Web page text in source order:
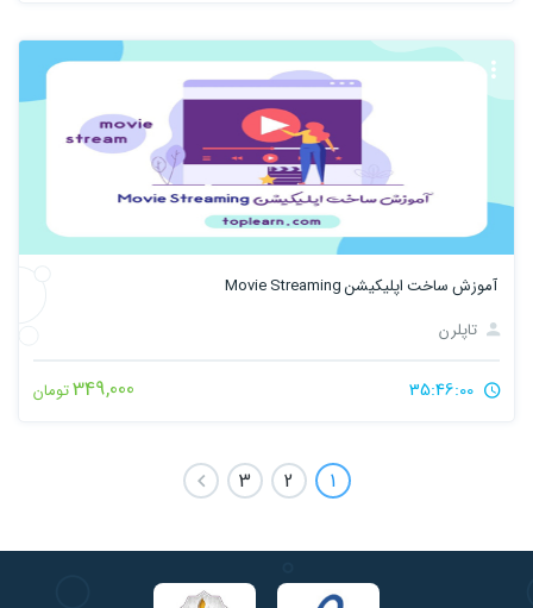
آموزش ساخت اپلیکیشن Movie Streaming
تاپلرن
349,000تومان
1
2
3